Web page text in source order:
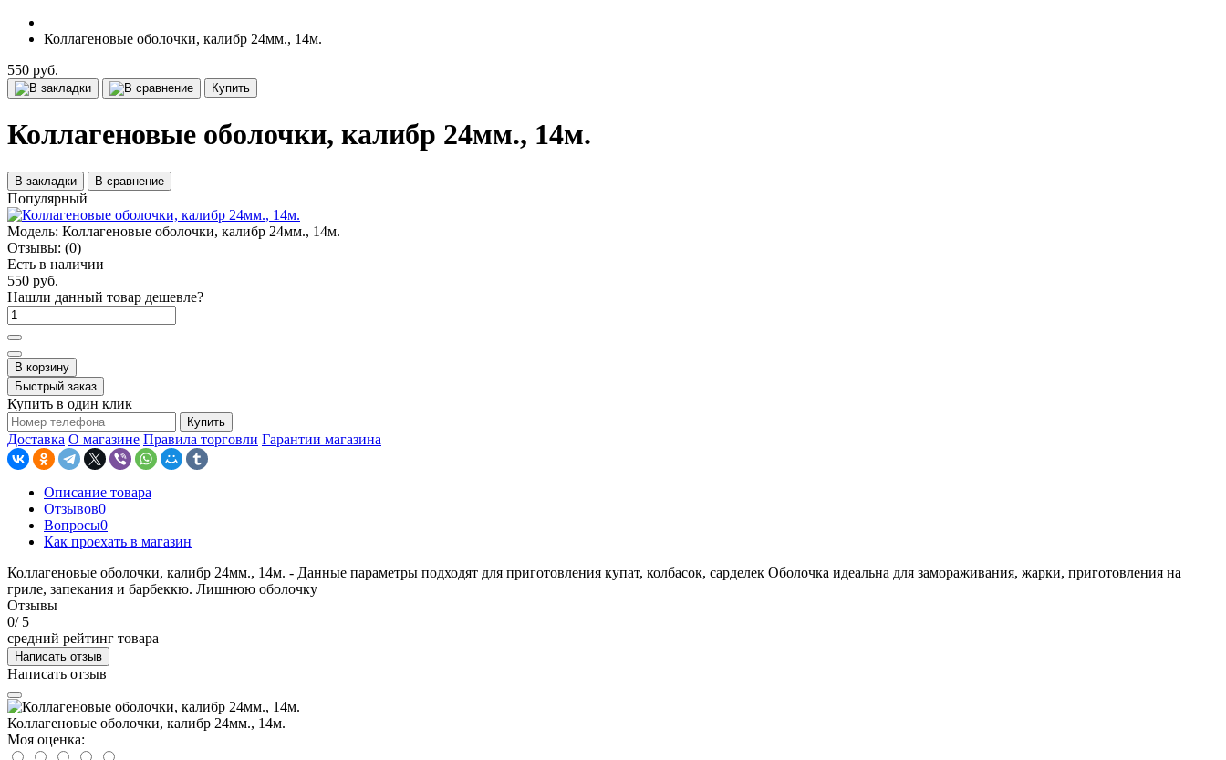
Коллагеновые оболочки, калибр 24мм., 14м.
550 руб.
Купить
Коллагеновые оболочки, калибр 24мм., 14м.
В закладки В сравнение
Популярный
Модель: Коллагеновые оболочки, калибр 24мм., 14м.
Отзывы: (0)
Есть в наличии
550 руб.
Нашли данный товар дешевле?
В корзину
Быстрый заказ
Купить в один клик
Купить
Доставка О магазине Правила торговли Гарантии магазина
Описание товара
Отзывов0
Вопросы0
Как проехать в магазин
Коллагеновые оболочки, калибр 24мм., 14м. - Данные параметры подходят для приготовления купат, колбасок, сарделек Оболочка идеальна для замораживания, жарки, приготовления на
гриле, запекания и барбеккю. Лишнюю оболочку
Отзывы
0/ 5
средний рейтинг товара
Написать отзыв
Написать отзыв
Коллагеновые оболочки, калибр 24мм., 14м.
Моя оценка: